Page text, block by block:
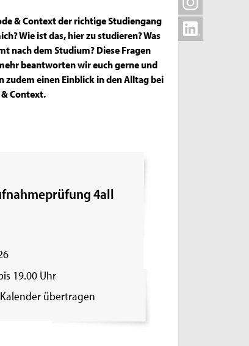
& Context der richtige Studiengang
Wie ist das, hier zu studieren? Was
nach dem Studium? Diese Fragen
beantworten wir euch gerne und
zudem einen Einblick in den Alltag bei
& Context.
4all
19.00 Uhr
übertragen